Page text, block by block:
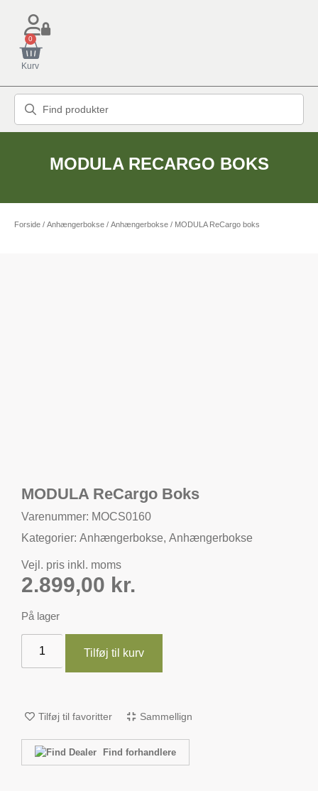
0
Kurv
MODULA RECARGO BOKS
Forside / Anhængerbokse / Anhængerbokse / MODULA ReCargo boks
MODULA ReCargo Boks
Varenummer: MOCS0160
Kategorier: Anhængerbokse, Anhængerbokse
Vejl. pris inkl. moms
2.899,00 kr.
På lager
Tilføj til kurv
Tilføj til favoritter Sammellign
Find forhandlere